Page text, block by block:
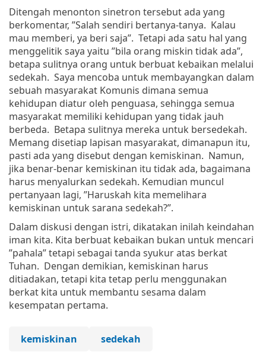
Ditengah menonton sinetron tersebut ada yang
berkomentar, ”Salah sendiri bertanya-tanya. Kalau
mau memberi, ya beri saja”. Tetapi ada satu hal yang
menggelitik saya yaitu ”bila orang miskin tidak ada”,
betapa sulitnya orang untuk berbuat kebaikan melalui
sedekah. Saya mencoba untuk membayangkan dalam
sebuah masyarakat Komunis dimana semua
kehidupan diatur oleh penguasa, sehingga semua
masyarakat memiliki kehidupan yang tidak jauh
berbeda. Betapa sulitnya mereka untuk bersedekah.
Memang disetiap lapisan masyarakat, dimanapun itu,
pasti ada yang disebut dengan kemiskinan. Namun,
jika benar-benar kemiskinan itu tidak ada, bagaimana
harus menyalurkan sedekah. Kemudian muncul
pertanyaan lagi, ”Haruskah kita memelihara
kemiskinan untuk sarana sedekah?”.
Dalam diskusi dengan istri, dikatakan inilah keindahan
iman kita. Kita berbuat kebaikan bukan untuk mencari
”pahala” tetapi sebagai tanda syukur atas berkat
Tuhan. Dengan demikian, kemiskinan harus
ditiadakan, tetapi kita tetap perlu menggunakan
berkat kita untuk membantu sesama dalam
kesempatan pertama.
kemiskinan sedekah